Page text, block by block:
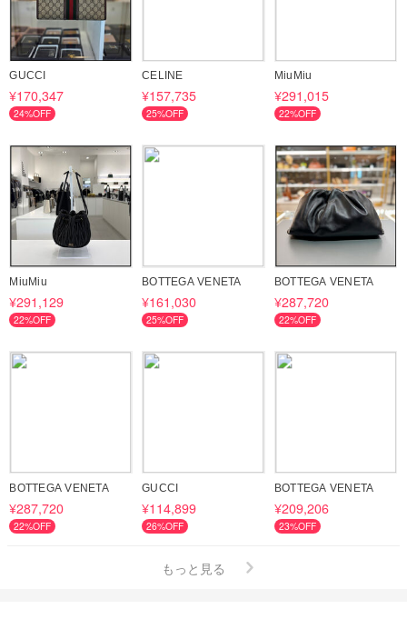
GUCCI
¥170,347
24%OFF
CELINE
¥157,735
25%OFF
MiuMiu
¥291,015
22%OFF
MiuMiu
¥291,129
22%OFF
BOTTEGA VENETA
¥161,030
25%OFF
BOTTEGA VENETA
¥287,720
22%OFF
BOTTEGA VENETA
¥287,720
22%OFF
GUCCI
¥114,899
26%OFF
BOTTEGA VENETA
¥209,206
23%OFF
もっと見る